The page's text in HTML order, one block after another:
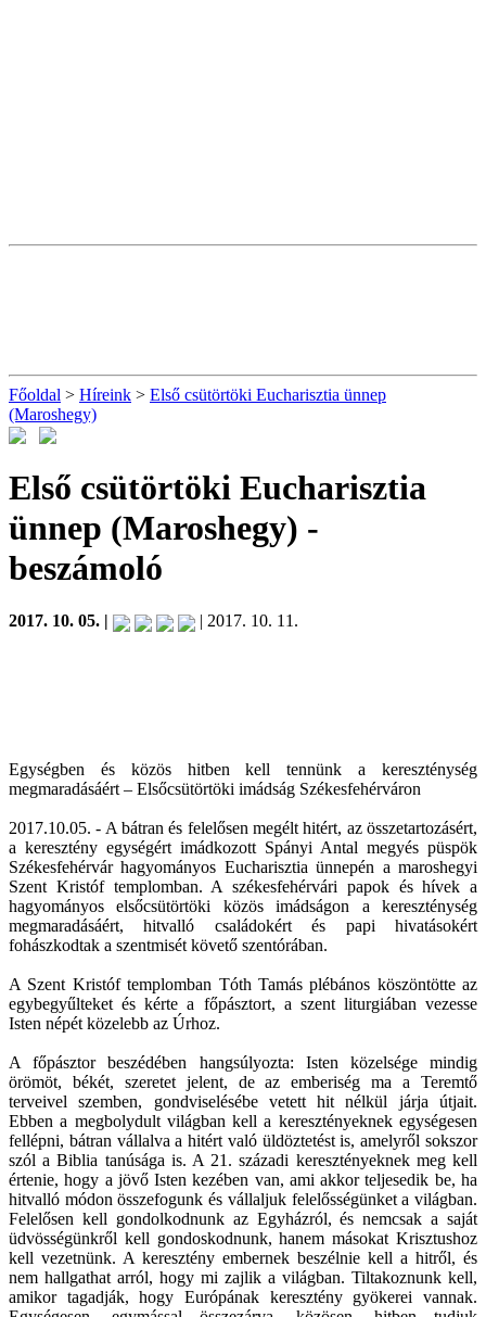
Főoldal > Híreink > Első csütörtöki Eucharisztia ünnep
(Maroshegy)
Első csütörtöki Eucharisztia
ünnep (Maroshegy) -
beszámoló
2017. 10. 05. | | 2017. 10. 11.
Egységben és közös hitben kell tennünk a kereszténység
megmaradásáért – Elsőcsütörtöki imádság Székesfehérváron
2017.10.05. - A bátran és felelősen megélt hitért, az összetartozásért,
a keresztény egységért imádkozott Spányi Antal megyés püspök
Székesfehérvár hagyományos Eucharisztia ünnepén a maroshegyi
Szent Kristóf templomban. A székesfehérvári papok és hívek a
hagyományos elsőcsütörtöki közös imádságon a kereszténység
megmaradásáért, hitvalló családokért és papi hivatásokért
fohászkodtak a szentmisét követő szentórában.
A Szent Kristóf templomban Tóth Tamás plébános köszöntötte az
egybegyűlteket és kérte a főpásztort, a szent liturgiában vezesse
Isten népét közelebb az Úrhoz.
A főpásztor beszédében hangsúlyozta: Isten közelsége mindig
örömöt, békét, szeretet jelent, de az emberiség ma a Teremtő
terveivel szemben, gondviselésébe vetett hit nélkül járja útjait.
Ebben a megbolydult világban kell a keresztényeknek egységesen
fellépni, bátran vállalva a hitért való üldöztetést is, amelyről sokszor
szól a Biblia tanúsága is. A 21. századi keresztényeknek meg kell
értenie, hogy a jövő Isten kezében van, ami akkor teljesedik be, ha
hitvalló módon összefogunk és vállaljuk felelősségünket a világban.
Felelősen kell gondolkodnunk az Egyházról, és nemcsak a saját
üdvösségünkről kell gondoskodnunk, hanem másokat Krisztushoz
kell vezetnünk. A keresztény embernek beszélnie kell a hitről, és
nem hallgathat arról, hogy mi zajlik a világban. Tiltakoznunk kell,
amikor tagadják, hogy Európának keresztény gyökerei vannak.